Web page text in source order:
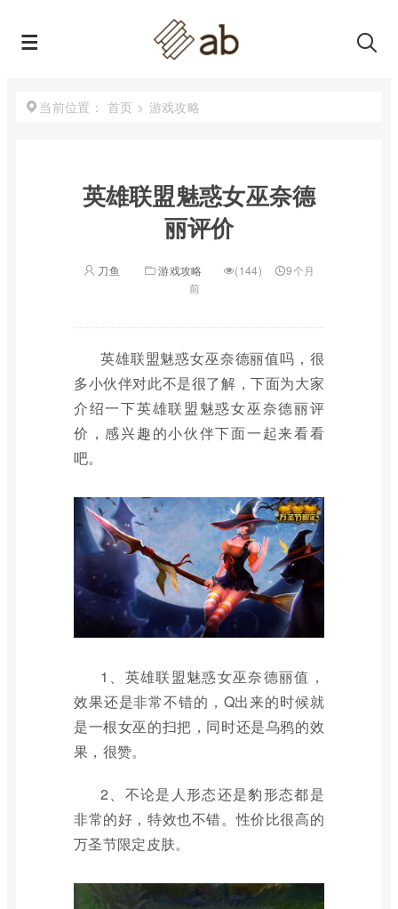
当前位置： 首页 > 游戏攻略
英雄联盟魅惑女巫奈德
丽评价
刀鱼 游戏攻略 (144)
9个月
前
英雄联盟魅惑女巫奈德丽值吗，很
多小伙伴对此不是很了解，下面为大家
介绍一下英雄联盟魅惑女巫奈德丽评
价，感兴趣的小伙伴下面一起来看看
吧。
1、英雄联盟魅惑女巫奈德丽值，
效果还是非常不错的，Q出来的时候就
是一根女巫的扫把，同时还是乌鸦的效
果，很赞。
2、不论是人形态还是豹形态都是
非常的好，特效也不错。性价比很高的
万圣节限定皮肤。